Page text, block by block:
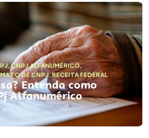
,CNPJ ALFANUMÉRICO,
DE CNPJ,RECEITA FEDERAL
Entenda como
Alfanumérico